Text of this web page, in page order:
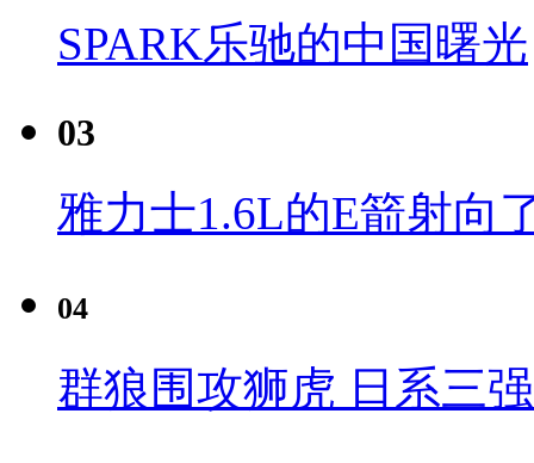
SPARK乐驰的中国曙光
03
雅力士1.6L的E箭射向
04
群狼围攻狮虎 日系三